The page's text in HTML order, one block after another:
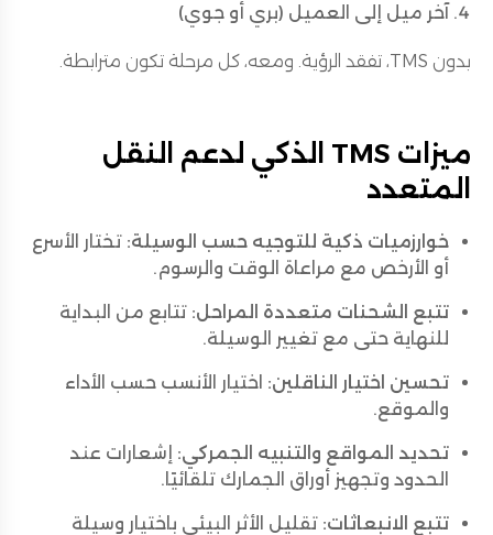
آخر ميل إلى العميل (بري أو جوي)
بدون TMS، تفقد الرؤية. ومعه، كل مرحلة تكون مترابطة.
ميزات TMS الذكي لدعم النقل
المتعدد
خوارزميات ذكية للتوجيه حسب الوسيلة: تختار الأسرع
أو الأرخص مع مراعاة الوقت والرسوم.
تتبع الشحنات متعددة المراحل: تتابع من البداية
للنهاية حتى مع تغيير الوسيلة.
تحسين اختيار الناقلين: اختيار الأنسب حسب الأداء
والموقع.
تحديد المواقع والتنبيه الجمركي: إشعارات عند
الحدود وتجهيز أوراق الجمارك تلقائيًا.
تتبع الانبعاثات: تقليل الأثر البيئي باختيار وسيلة